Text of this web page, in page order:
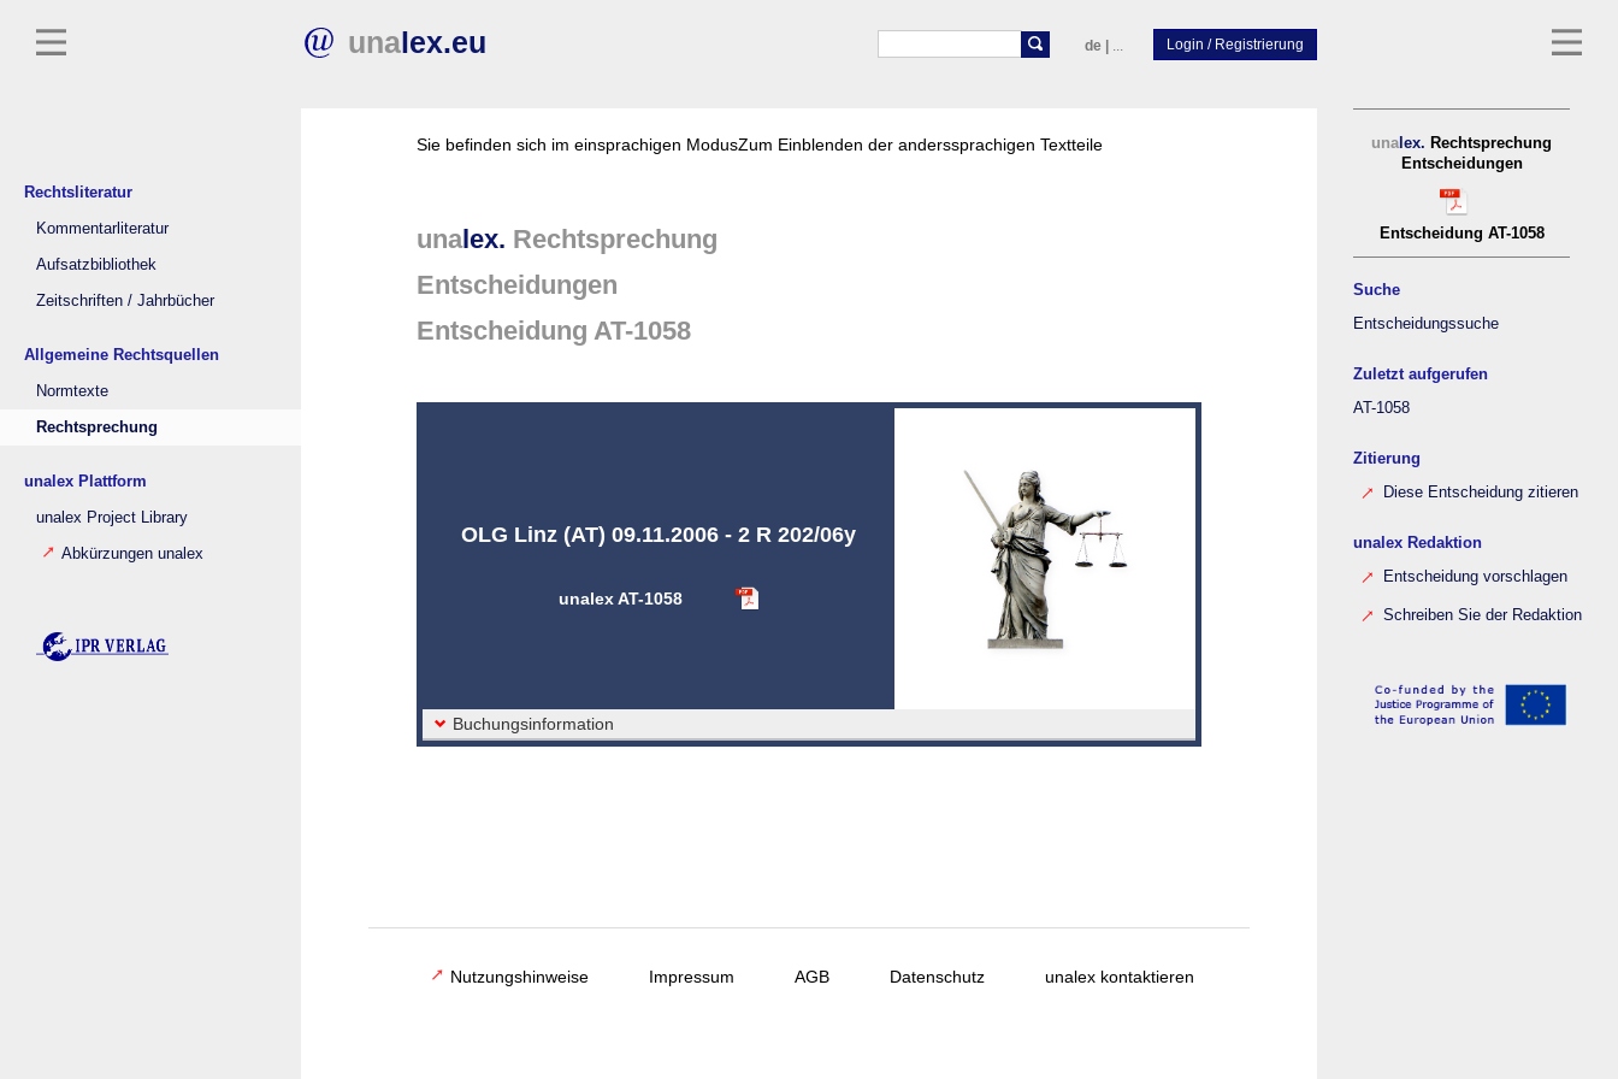
unalex.eu de |
Rechtsliteratur
Kommentarliteratur
Aufsatzbibliothek
Zeitschriften / Jahrbücher
Allgemeine Rechtsquellen
Normtexte
Rechtsprechung
unalex Plattform
unalex Project Library
Abkürzungen unalex
una lex. Rechtsprechung
Entscheidungen
Entscheidung AT-1058
Suche
Entscheidungssuche
Zuletzt aufgerufen
AT-1058
Zitierung
Diese Entscheidung zitieren
unalex Redaktion
Entscheidung vorschlagen
Schreiben Sie der Redaktion
Sie befinden sich im einsprachigen ModusZum Einblenden der anderssprachigen Textteile
unalex. Rechtsprechung
Entscheidungen
Entscheidung AT-1058
OLG Linz (AT) 09.11.2006 - 2 R 202/06y
unalex AT-1058
Buchungsinformation
Nutzungshinweise Impressum AGB Datenschutz unalex kontaktieren